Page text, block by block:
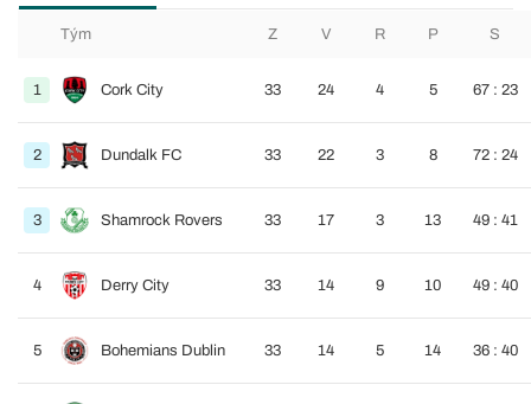
Tým Z V R P S
1 Cork City 33 24 4 5 67 : 23
2 Dundalk FC 33 22 3 8 72 : 24
3 Shamrock Rovers 33 17 3 13 49 : 41
4 Derry City 33 14 9 10 49 : 40
5 Bohemians Dublin 33 14 5 14 36 : 40